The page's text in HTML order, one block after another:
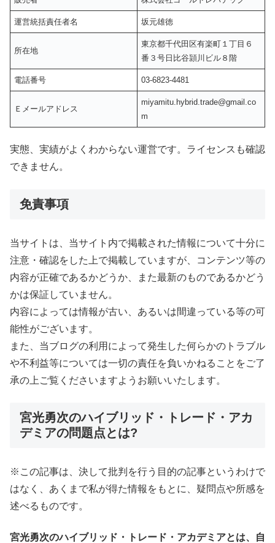
運営統括責任者名 坂元雄徳
所在地
東京都千代田区有楽町１丁目６
番３号日比谷頴川ビル８階
電話番号 03-6823-4481
Ｅメールアドレス
miyamitu.hybrid.trade@gmail.co
m
実態、実績がよくわからない運営です。ライセンスも確認
できません。
免責事項
当サイトは、当サイト内で掲載された情報について十分に
注意・確認をした上で掲載していますが、コンテンツ等の
内容が正確であるかどうか、また最新のものであるかどう
かは保証していません。
内容によっては情報が古い、あるいは間違っている等の可
能性がございます。
また、当ブログの利用によって発生した何らかのトラブル
や不利益等については一切の責任を負いかねることをご了
承の上ご覧くださいますようお願いいたします。
宮光勇次のハイブリッド・トレード・アカ
デミアの問題点とは?
※この記事は、決して批判を行う目的の記事というわけで
はなく、あくまで私が得た情報をもとに、疑問点や所感を
述べるものです。
宮光勇次のハイブリッド・トレード・アカデミアとは、自